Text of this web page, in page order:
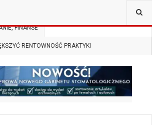
FINANSE
RENTOWNOŚĆ PRAKTYKI